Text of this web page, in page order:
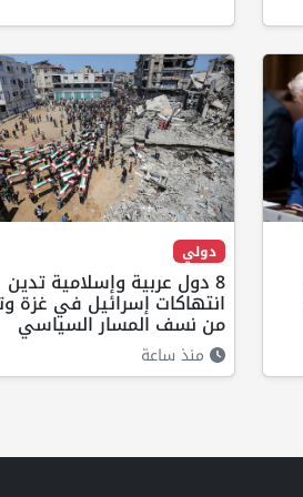
دولي
8 دول عربية وإسلامية تدين
انتهاكات إسرائيل في غزة
من نسف المسار السياسي
منذ ساعة